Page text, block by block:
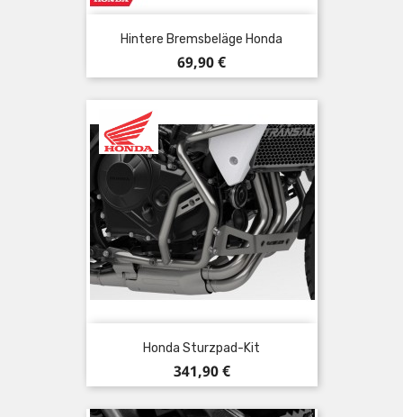
Hintere Bremsbeläge Honda
Preis
69,90 €
Honda Sturzpad-Kit
Preis
341,90 €